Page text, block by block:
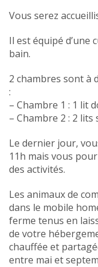
Vous serez
Il est équipé d’une
bain.
2 chambres sont à
:
– Chambre 1 : 1 lit
– Chambre 2 : 2 lits
Le dernier jour,
11h mais vous
des activités.
Les animaux de
dans le mobile
ferme tenus en
de votre
chauffée et
entre mai et